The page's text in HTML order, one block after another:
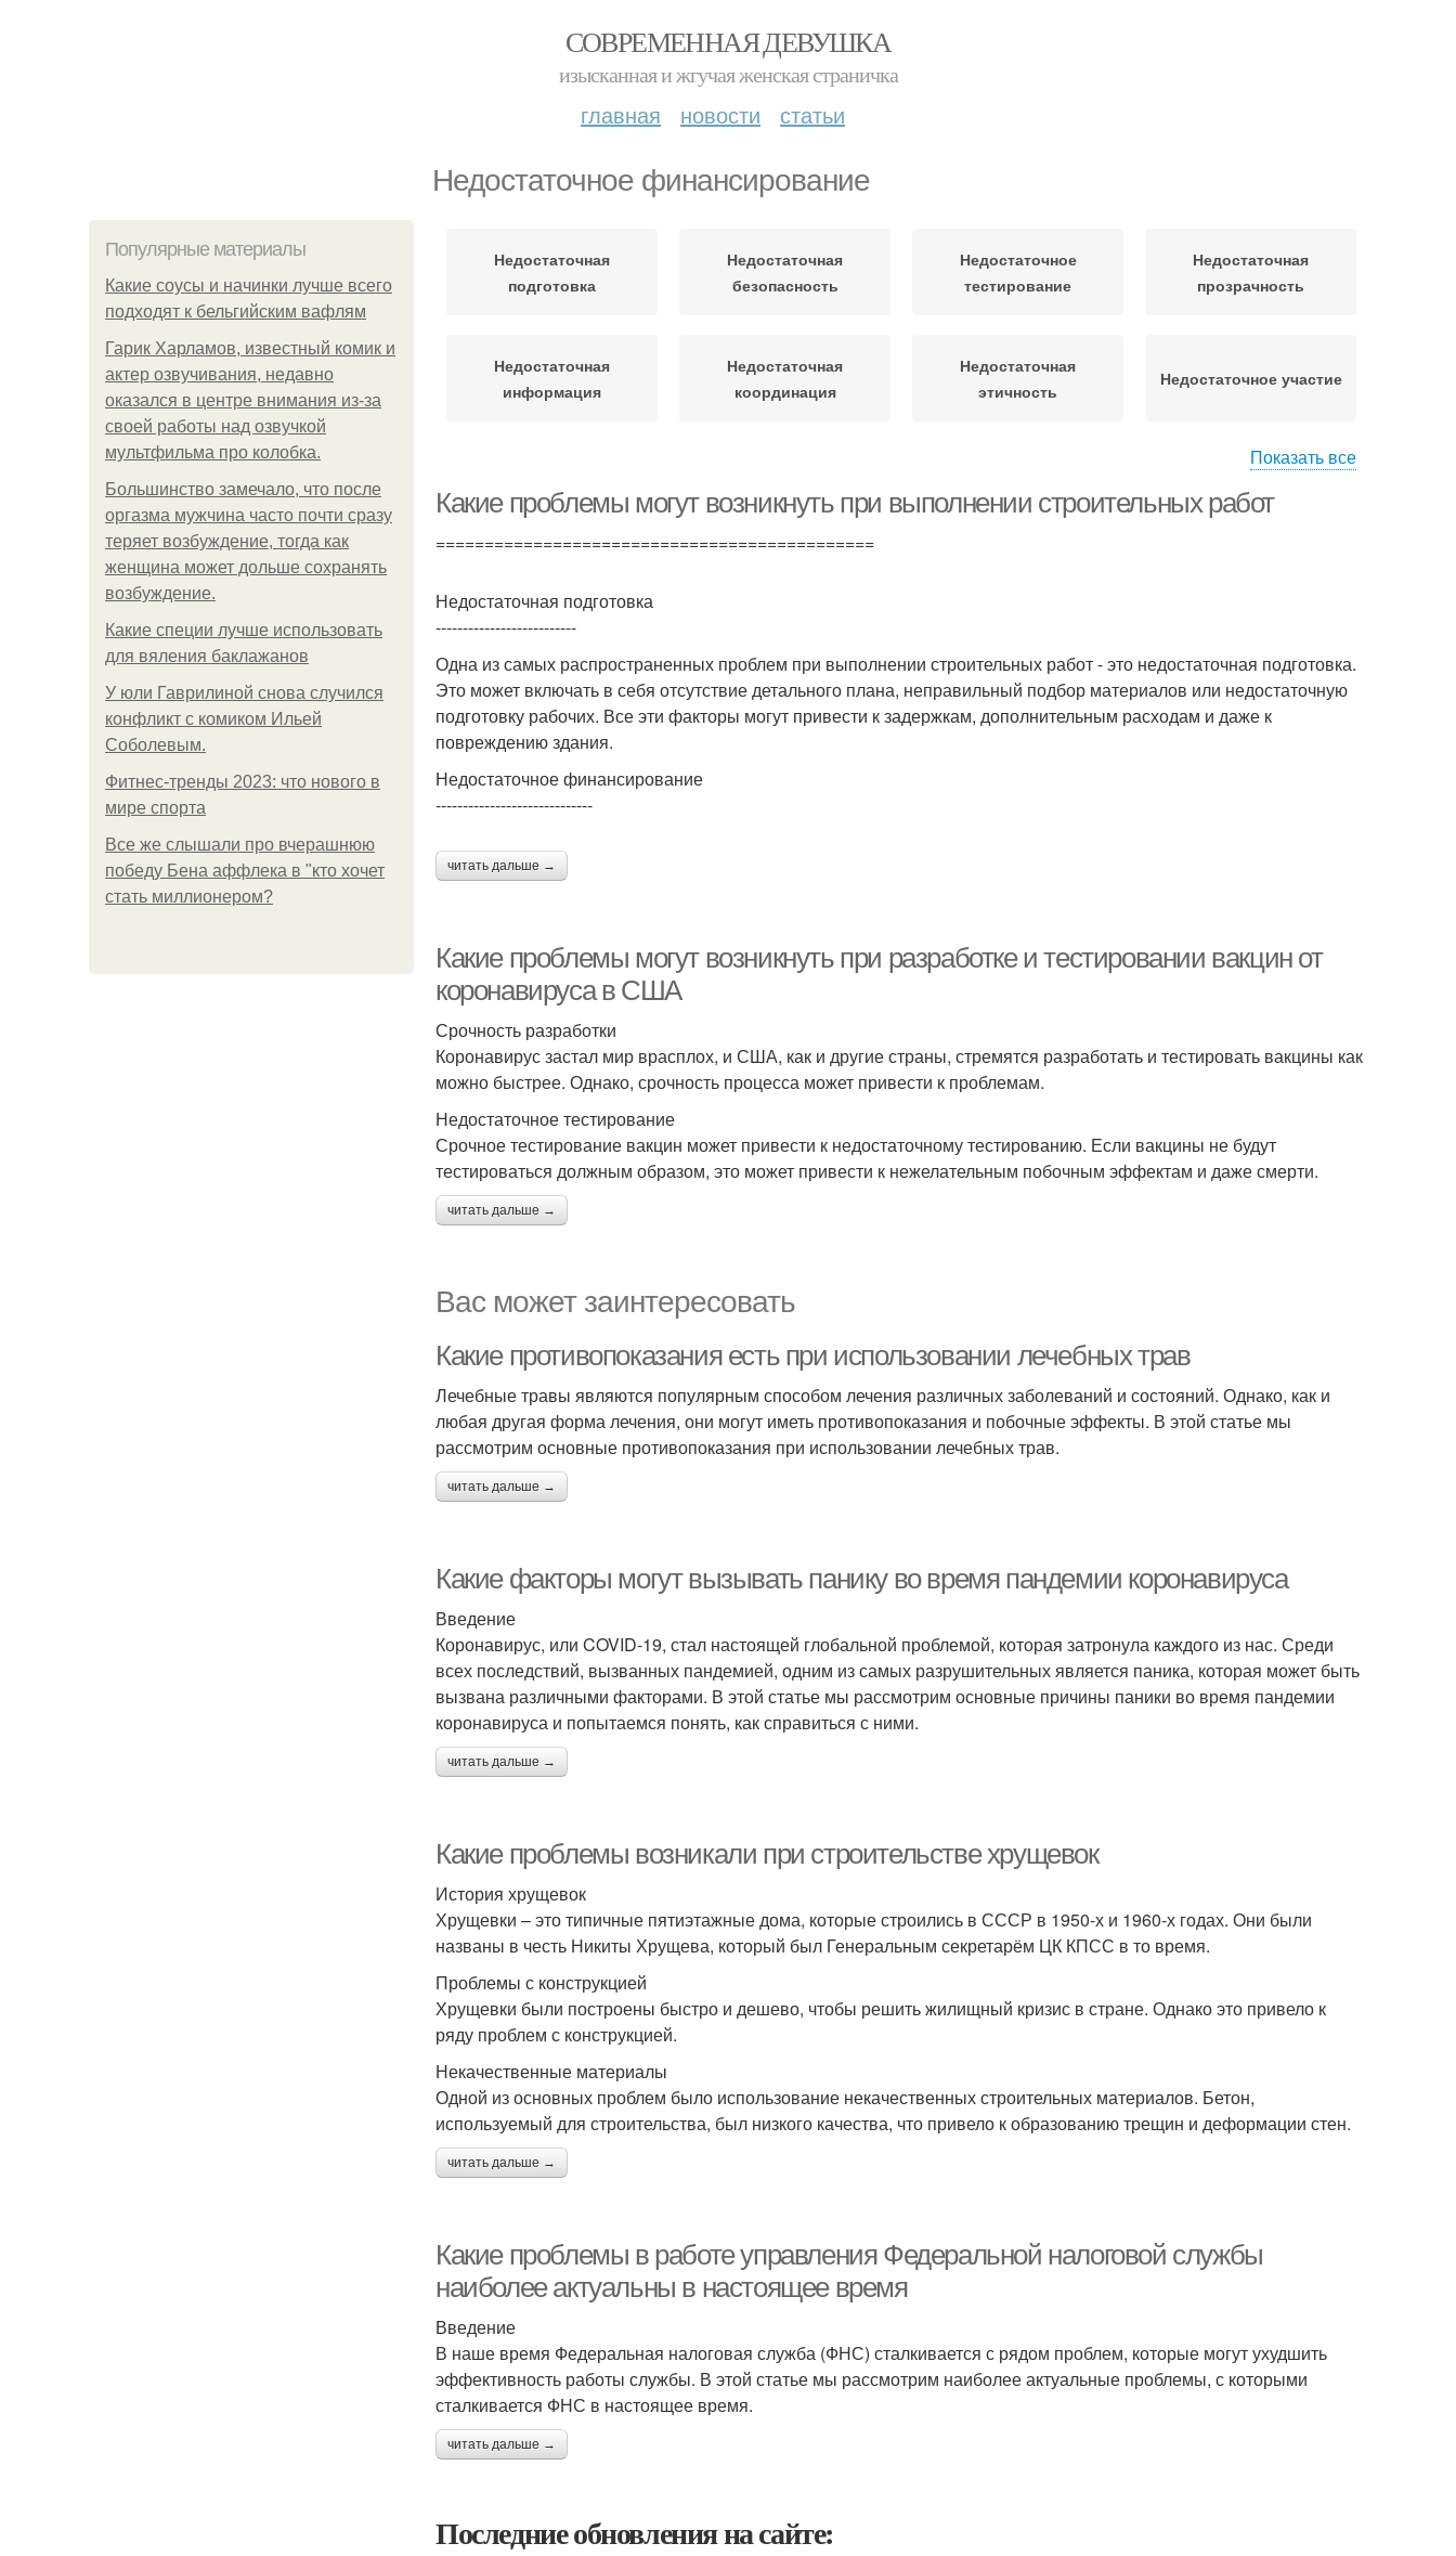
СОВРЕМЕННАЯ ДЕВУШКА
изысканная и жгучая женская страничка
главная новости статьи
Недостаточное финансирование
Популярные материалы
Какие соусы и начинки лучше всего
подходят к бельгийским вафлям
Гарик Харламов, известный комик и
актер озвучивания, недавно
оказался в центре внимания из-за
своей работы над озвучкой
мультфильма про колобка.
Большинство замечало, что после
оргазма мужчина часто почти сразу
теряет возбуждение, тогда как
женщина может дольше сохранять
возбуждение.
Какие специи лучше использовать
для вяления баклажанов
У юли Гаврилиной снова случился
конфликт с комиком Ильей
Соболевым.
Фитнес-тренды 2023: что нового в
мире спорта
Все же слышали про вчерашнюю
победу Бена аффлека в "кто хочет
стать миллионером?
Недостаточная
подготовка
Недостаточная
безопасность
Недостаточное
тестирование
Недостаточная
прозрачность
Недостаточная
информация
Недостаточная
координация
Недостаточная
этичность
Недостаточное участие
Показать все
Какие проблемы могут возникнуть при выполнении строительных работ
=============================================
Недостаточная подготовка
--------------------------
Одна из самых распространенных проблем при выполнении строительных работ - это недостаточная подготовка.
Это может включать в себя отсутствие детального плана, неправильный подбор материалов или недостаточную
подготовку рабочих. Все эти факторы могут привести к задержкам, дополнительным расходам и даже к
повреждению здания.
Недостаточное финансирование
-----------------------------
читать дальше →
Какие проблемы могут возникнуть при разработке и тестировании вакцин от
коронавируса в США
Срочность разработки
Коронавирус застал мир врасплох, и США, как и другие страны, стремятся разработать и тестировать вакцины как
можно быстрее. Однако, срочность процесса может привести к проблемам.
Недостаточное тестирование
Срочное тестирование вакцин может привести к недостаточному тестированию. Если вакцины не будут
тестироваться должным образом, это может привести к нежелательным побочным эффектам и даже смерти.
читать дальше →
Вас может заинтересовать
Какие противопоказания есть при использовании лечебных трав
Лечебные травы являются популярным способом лечения различных заболеваний и состояний. Однако, как и
любая другая форма лечения, они могут иметь противопоказания и побочные эффекты. В этой статье мы
рассмотрим основные противопоказания при использовании лечебных трав.
читать дальше →
Какие факторы могут вызывать панику во время пандемии коронавируса
Введение
Коронавирус, или COVID-19, стал настоящей глобальной проблемой, которая затронула каждого из нас. Среди
всех последствий, вызванных пандемией, одним из самых разрушительных является паника, которая может быть
вызвана различными факторами. В этой статье мы рассмотрим основные причины паники во время пандемии
коронавируса и попытаемся понять, как справиться с ними.
читать дальше →
Какие проблемы возникали при строительстве хрущевок
История хрущевок
Хрущевки – это типичные пятиэтажные дома, которые строились в СССР в 1950-х и 1960-х годах. Они были
названы в честь Никиты Хрущева, который был Генеральным секретарём ЦК КПСС в то время.
Проблемы с конструкцией
Хрущевки были построены быстро и дешево, чтобы решить жилищный кризис в стране. Однако это привело к
ряду проблем с конструкцией.
Некачественные материалы
Одной из основных проблем было использование некачественных строительных материалов. Бетон,
используемый для строительства, был низкого качества, что привело к образованию трещин и деформации стен.
читать дальше →
Какие проблемы в работе управления Федеральной налоговой службы
наиболее актуальны в настоящее время
Введение
В наше время Федеральная налоговая служба (ФНС) сталкивается с рядом проблем, которые могут ухудшить
эффективность работы службы. В этой статье мы рассмотрим наиболее актуальные проблемы, с которыми
сталкивается ФНС в настоящее время.
читать дальше →
Последние обновления на сайте: